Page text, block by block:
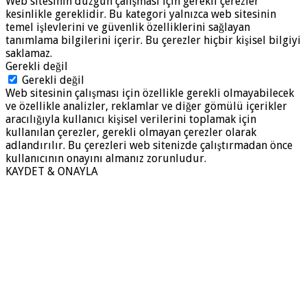
kesinlikle gereklidir. Bu kategori yalnızca web sitesinin
temel işlevlerini ve güvenlik özelliklerini sağlayan
tanımlama bilgilerini içerir. Bu çerezler hiçbir kişisel bilgiyi
saklamaz.
Gerekli değil
Gerekli değil
Web sitesinin çalışması için özellikle gerekli olmayabilecek
ve özellikle analizler, reklamlar ve diğer gömülü içerikler
aracılığıyla kullanıcı kişisel verilerini toplamak için
kullanılan çerezler, gerekli olmayan çerezler olarak
adlandırılır. Bu çerezleri web sitenizde çalıştırmadan önce
kullanıcının onayını almanız zorunludur.
KAYDET & ONAYLA